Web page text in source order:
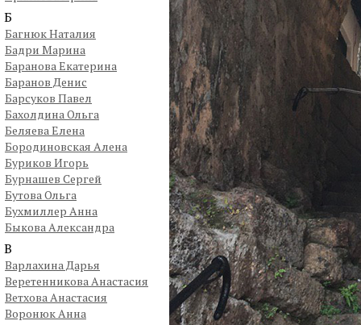
Б
Багнюк Наталия
Бадри Марина
Баранова Екатерина
Баранов Денис
Барсуков Павел
Бахолдина Ольга
Беляева Елена
Бородиновская Алена
Буриков Игорь
Бурнашев Сергей
Бутова Ольга
Бухмиллер Анна
Быкова Александра
В
Варлахина Дарья
Веретенникова Анастасия
Ветхова Анастасия
Воронюк Анна